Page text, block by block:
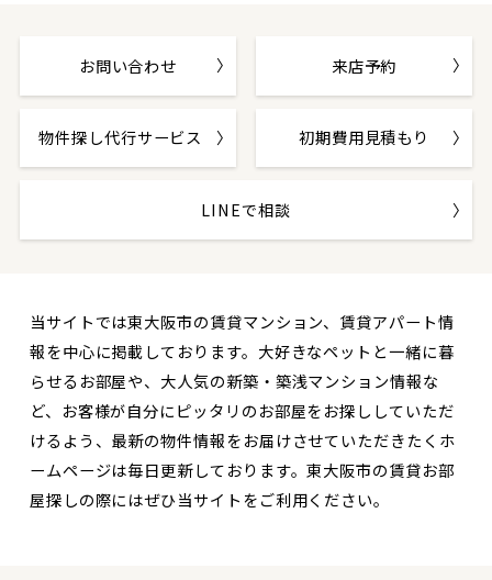
お問い合わせ 来店予約
物件探し代行サービス 初期費用見積もり
LINEで相談
当サイトでは東大阪市の賃貸マンション、賃貸アパート情
報を中心に掲載しております。大好きなペットと一緒に暮
らせるお部屋や、大人気の新築・築浅マンション情報な
ど、お客様が自分にピッタリのお部屋をお探ししていただ
けるよう、最新の物件情報をお届けさせていただきたくホ
ームページは毎日更新しております。東大阪市の賃貸お部
屋探しの際にはぜひ当サイトをご利用ください。